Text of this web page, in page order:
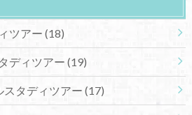
ツアー (18)
ディツアー (19)
タディツアー (17)